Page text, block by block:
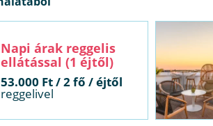
Napi árak reggelis
ellátással (1 éjtől)
53.000 Ft / 2 fő / éjtől
reggelivel